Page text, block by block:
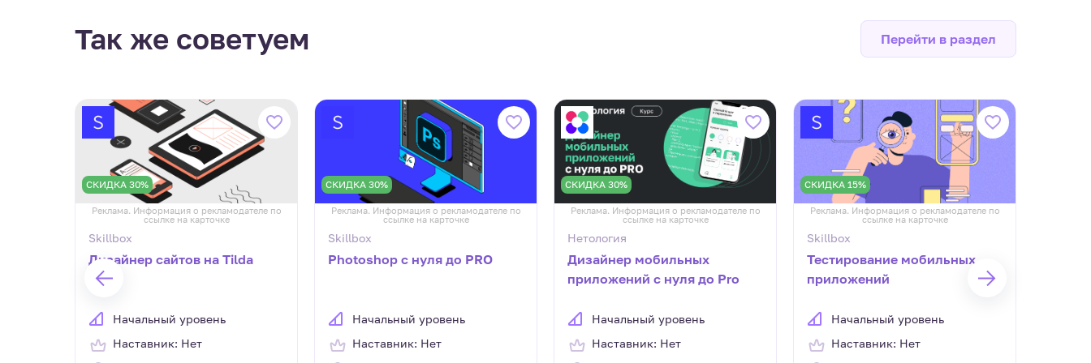
Так же советуем Перейти в раздел
СКИДКА 30%
Реклама. Информация о рекламодателе по
ссылке на карточке
Skillbox
Дизайнер сайтов на Tilda
Начальный уровень
Наставник: Нет
СКИДКА 30%
Реклама. Информация о рекламодателе по
ссылке на карточке
Skillbox
Photoshop с нуля до PRO
Начальный уровень
Наставник: Нет
СКИДКА 30%
Реклама. Информация о рекламодателе по
ссылке на карточке
Нетология
Дизайнер мобильных
приложений с нуля до Pro
Начальный уровень
Наставник: Нет
СКИДКА 15%
Реклама. Информация о рекламодателе по
ссылке на карточке
Skillbox
Тестирование мобильных
приложений
Начальный уровень
Наставник: Нет